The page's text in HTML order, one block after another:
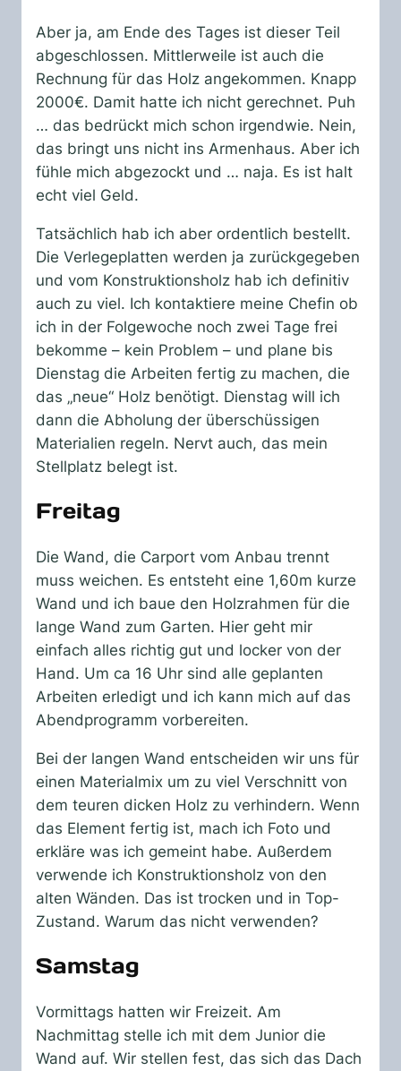
Aber ja, am Ende des Tages ist dieser Teil
abgeschlossen. Mittlerweile ist auch die
Rechnung für das Holz angekommen. Knapp
2000€. Damit hatte ich nicht gerechnet. Puh
… das bedrückt mich schon irgendwie. Nein,
das bringt uns nicht ins Armenhaus. Aber ich
fühle mich abgezockt und … naja. Es ist halt
echt viel Geld.
Tatsächlich hab ich aber ordentlich bestellt.
Die Verlegeplatten werden ja zurückgegeben
und vom Konstruktionsholz hab ich definitiv
auch zu viel. Ich kontaktiere meine Chefin ob
ich in der Folgewoche noch zwei Tage frei
bekomme – kein Problem – und plane bis
Dienstag die Arbeiten fertig zu machen, die
das „neue“ Holz benötigt. Dienstag will ich
dann die Abholung der überschüssigen
Materialien regeln. Nervt auch, das mein
Stellplatz belegt ist.
Freitag
Die Wand, die Carport vom Anbau trennt
muss weichen. Es entsteht eine 1,60m kurze
Wand und ich baue den Holzrahmen für die
lange Wand zum Garten. Hier geht mir
einfach alles richtig gut und locker von der
Hand. Um ca 16 Uhr sind alle geplanten
Arbeiten erledigt und ich kann mich auf das
Abendprogramm vorbereiten.
Bei der langen Wand entscheiden wir uns für
einen Materialmix um zu viel Verschnitt von
dem teuren dicken Holz zu verhindern. Wenn
das Element fertig ist, mach ich Foto und
erkläre was ich gemeint habe. Außerdem
verwende ich Konstruktionsholz von den
alten Wänden. Das ist trocken und in Top-
Zustand. Warum das nicht verwenden?
Samstag
Vormittags hatten wir Freizeit. Am
Nachmittag stelle ich mit dem Junior die
Wand auf. Wir stellen fest, das sich das Dach